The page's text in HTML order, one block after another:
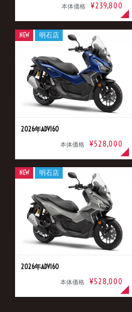
本体価格 ¥239,800
2026年ADV160
本体価格 ¥528,000
NEW 明石店
2026年ADV160
本体価格 ¥528,000
NEW 明石店